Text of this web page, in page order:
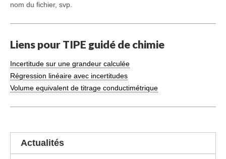
nom du fichier, svp.
Liens pour TIPE guidé de chimie
Incertitude sur une grandeur calculée
Régression linéaire avec incertitudes
Volume equivalent de titrage conductimétrique
Actualités